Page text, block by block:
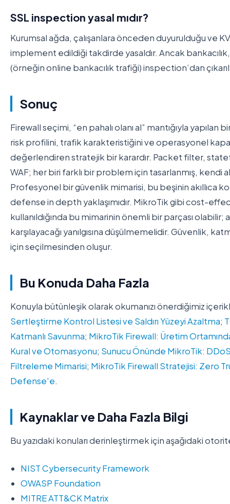
SSL inspection yasal mıdır?
Kurumsal ağda, çalışanlara önceden duyurulduğu ve
implement edildiği takdirde yasaldır. Ancak
(örneğin online bankacılık trafiği) inspection’dan
Sonuç
Firewall seçimi, “en pahalı olanı al” mantığıyla yapılan
risk profilini, trafik karakteristiğini ve operasyonel
değerlendiren stratejik bir karardır. Packet filter,
WAF; her biri farklı bir problem için tasarlanmış, kendi
Profesyonel bir güvenlik mimarisi, bu beşinin akıllıca
defense in depth yaklaşımıdır. MikroTik gibi cost-
kullanıldığında bu mimarinin önemli bir parçası olabilir;
karşılayacağı yanılgısına düşülmemelidir. Güvenlik,
için seçilmesinden oluşur.
Bu Konuda Daha Fazla
Konuyla bütünleşik olarak okumanızı önerdiğimiz
Sertleştirme Kontrol Listesi ve Saldırı Yüzeyi Azaltma;
Katmanlı Savunma; MikroTik Firewall: Üretim
Kural ve Otomasyonu; Sunucu Önünde MikroTik:
Filtreleme Mimarisi; MikroTik Firewall Stratejisi: Zero
Defense'e.
Kaynaklar ve Daha Fazla Bilgi
Bu yazıdaki konuları derinleştirmek için aşağıdaki
NIST Cybersecurity Framework
OWASP Foundation
MITRE ATT&CK Matrix